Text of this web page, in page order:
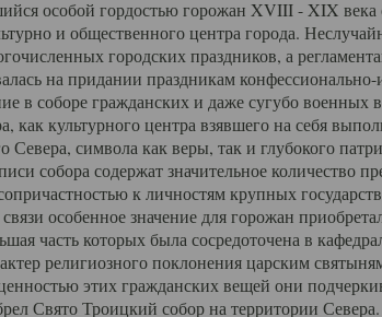
гордостью горожан XVIII - XIX века
и общественного центра города.
городских праздников, а
на придании праздникам конфессионально-
гражданских и даже сугубо военных
как культурного центра взявшего на себя
Севера, символа как веры, так и глубокого
собора содержат значительное количество
к личностям крупных
особенное значение для горожан
часть которых была сосредоточена в
религиозного поклонения царским
этих гражданских вещей они
Свято Троицкий собор на территории Севера.